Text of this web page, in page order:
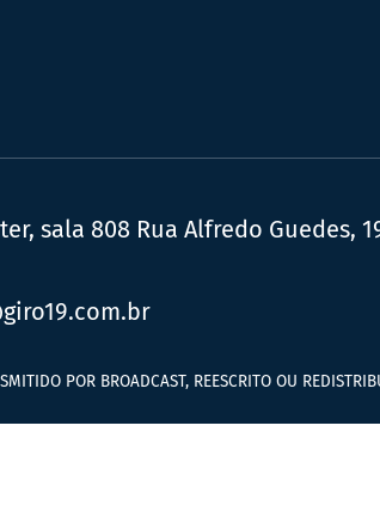
sala 808 Rua Alfredo Guedes,
POR BROADCAST, REESCRITO OU